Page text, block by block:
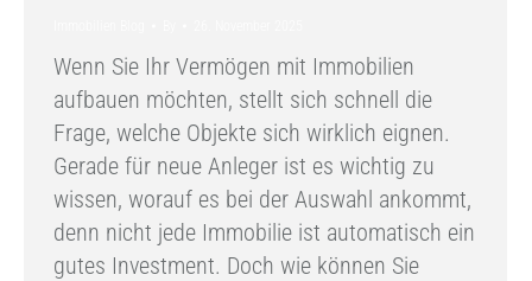
Wenn Sie Ihr Vermögen mit Immobilien
aufbauen möchten, stellt sich schnell die
Frage, welche Objekte sich wirklich eignen.
Gerade für neue Anleger ist es wichtig zu
wissen, worauf es bei der Auswahl ankommt,
denn nicht jede Immobilie ist automatisch ein
gutes Investment. Doch wie können Sie